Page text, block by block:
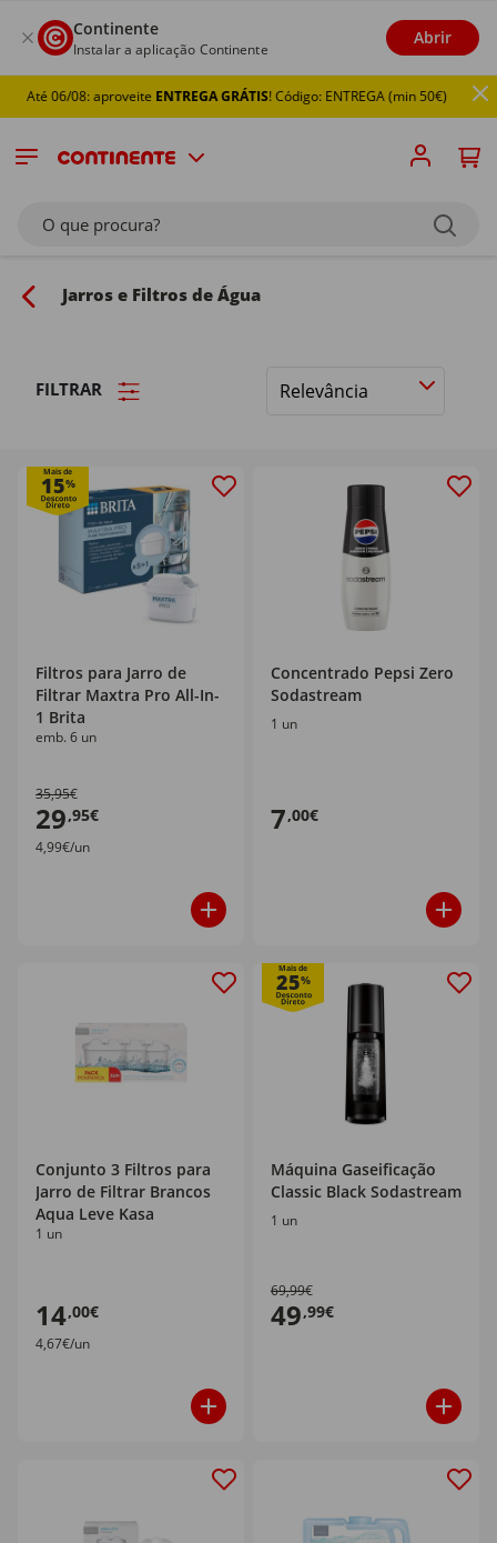
Continente
Instalar a aplicação Continente
Abrir
08: aproveiteENTREGA GRÁTIS! Código: ENTREGA (min 50€)
O que procura?
Jarros e Filtros de Água
FILTRAR
Ordenar
Mais de
15%
Filtros para Jarro de
Filtrar Maxtra Pro All-In-
1 Brita
emb. 6 un
35,95€
29,95€
4,99€/un
Concentrado Pepsi Zero
Sodastream
1 un
7,00€
Conjunto 3 Filtros para
Jarro de Filtrar Brancos
Aqua Leve Kasa
1 un
14,00€
4,67€/un
Mais de
25%
Máquina Gaseificação
Classic Black Sodastream
1 un
69,99€
49,99€